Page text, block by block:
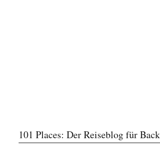
101 Places: Der Reiseblog für